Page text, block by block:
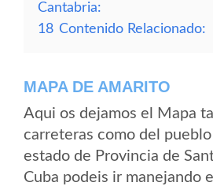
Cantabria:
18 Contenido Relacionado:
MAPA DE AMARITO
Aqui os dejamos el Mapa
carreteras como del
estado de Provincia de
Cuba podeis ir manejando